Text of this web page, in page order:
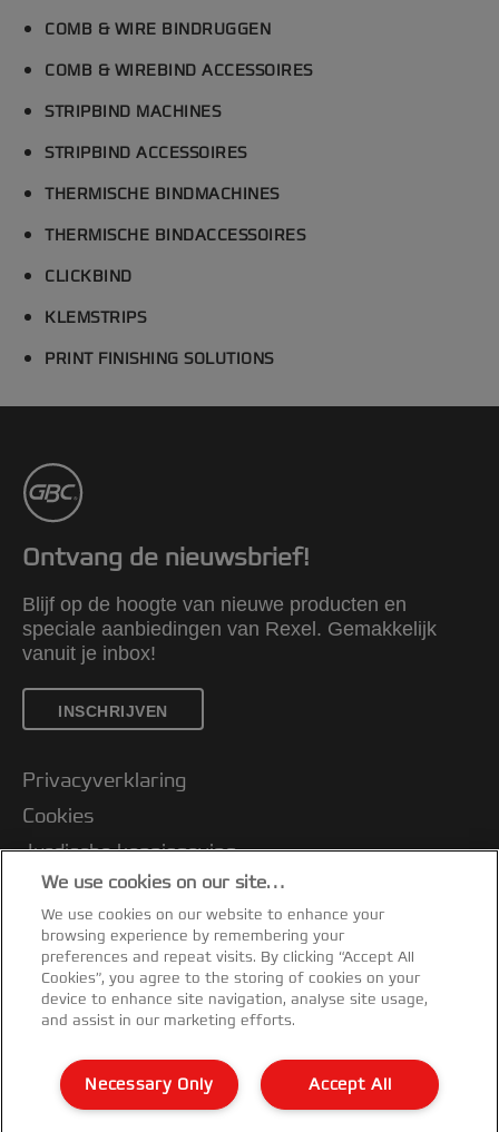
COMB & WIRE BINDRUGGEN
COMB & WIREBIND ACCESSOIRES
STRIPBIND MACHINES
STRIPBIND ACCESSOIRES
THERMISCHE BINDMACHINES
THERMISCHE BINDACCESSOIRES
CLICKBIND
KLEMSTRIPS
PRINT FINISHING SOLUTIONS
Ontvang de nieuwsbrief!
Blijf op de hoogte van nieuwe producten en
speciale aanbiedingen van Rexel. Gemakkelijk
vanuit je inbox!
INSCHRIJVEN
Privacyverklaring
Cookies
Jurdische kennisgeving
Imprint
Klantenservice
Mijn gegevens beheren
Garantievoorwaarden
Conformiteitsverklaringen
Richtlijnen bij recycling van verpakkingen
Sitemap
We use cookies on our site…
We use cookies on our website to enhance your
browsing experience by remembering your
preferences and repeat visits. By clicking “Accept All
Cookies”, you agree to the storing of cookies on your
device to enhance site navigation, analyse site usage,
and assist in our marketing efforts.
Accept All
Necessary Only